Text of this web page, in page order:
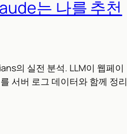
는 나를 추천
의 실전 분석. LLM이 웹페이
서버 로그 데이터와 함께 정리